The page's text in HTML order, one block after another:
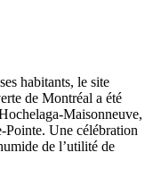
habitants, le site
de Montréal a été
Maisonneuve,
Pointe. Une célébration
de l’utilité de